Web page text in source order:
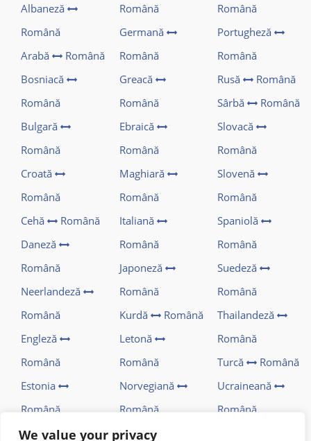
We value your privacy
Albaneză
Română
Arabă
Română
Bosniacă
Română
Bulgară
Română
Croată
Română
Cehă
Română
Daneză
Română
Neerlandeză
Română
Engleză
Română
Estonia
Română
Finlandeză
Română
Germană
Română
Greacă
Română
Ebraică
Română
Maghiară
Română
Italiană
Română
Japoneză
Română
Kurdă
Română
Letonă
Română
Norvegiană
Română
Persană
Română
Portugheză
Română
Rusă
Română
Sârbă
Română
Slovacă
Română
Slovenă
Română
Spaniolă
Română
Suedeză
Română
Thailandeză
Română
Turcă
Română
Ucraineană
Română